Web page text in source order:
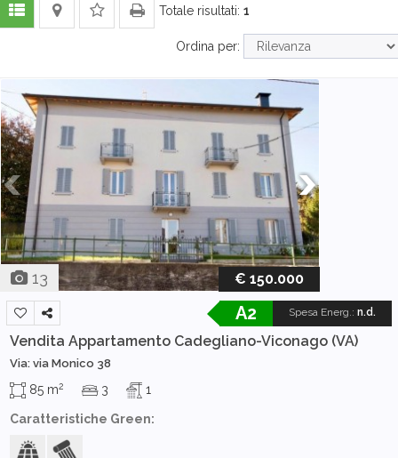
Totale risultati: 1
Ordina per:
13 € 150.000
Spesa Energ.: n.d.
A2
Vendita Appartamento Cadegliano-Viconago (VA)
Via: via Monico 38
85 m2 3 1
Caratteristiche Green: